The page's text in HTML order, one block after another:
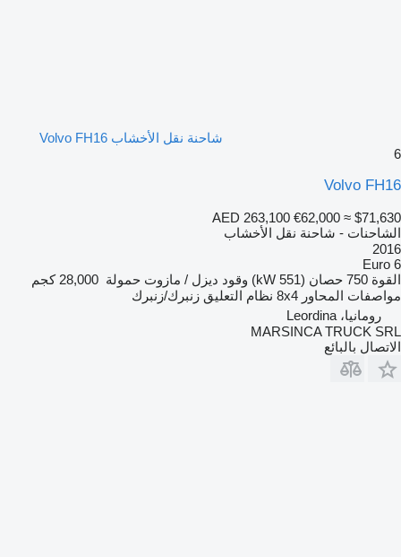
شاحنة نقل الأخشاب Volvo FH16
6
Volvo FH16
AED 263,100 €62,000 ≈ $71,630
الشاحنات - شاحنة نقل الأخشاب
2016
Euro 6
القوة 750 حصان (551 kW) وقود ديزل / مازوت حمولة 28,000 كجم
مواصفات المحاور 8x4 نظام التعليق زنبرك/زنبرك
رومانيا، Leordina
MARSINCA TRUCK SRL
الاتصال بالبائع